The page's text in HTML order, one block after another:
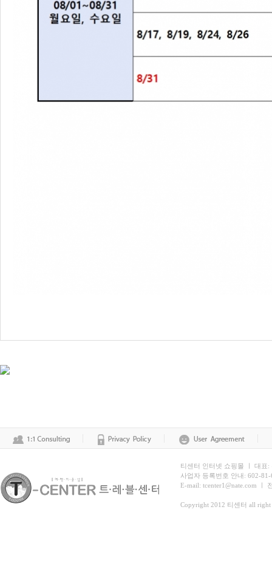
티센터 인터넷 쇼핑몰 ㅣ 대표
사업자 등록번호 안내: 602-
E-mail: tcenter1@nate.com ㅣ
Copyright 2012 티센터 all right